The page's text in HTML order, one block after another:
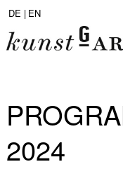
DE | EN
2024